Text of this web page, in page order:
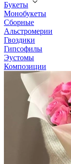
Букеты
Монобукеты
Сборные
Альстромерии
Гвоздики
Гипсофилы
Эустомы
Композиции